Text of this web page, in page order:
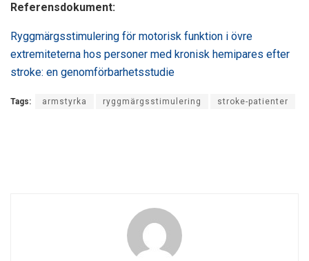
Referensdokument:
Ryggmärgsstimulering för motorisk funktion i övre
extremiteterna hos personer med kronisk hemipares efter
stroke: en genomförbarhetsstudie
Tags: armstyrka ryggmärgsstimulering stroke-patienter